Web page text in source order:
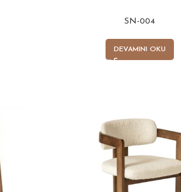
SN-004
DEVAMINI OKU